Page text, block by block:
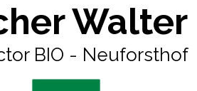
Walter
BIO - Neuforsthof